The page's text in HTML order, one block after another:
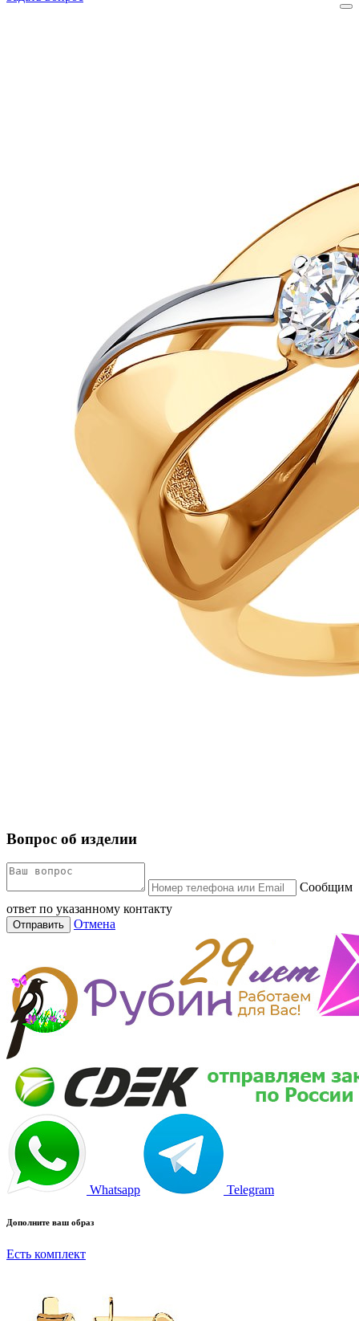
Вопрос об изделии
Сообщим
ответ по указанному контакту
Отправить Отмена
Whatsapp Telegram
Дополните ваш образ
Есть комплект